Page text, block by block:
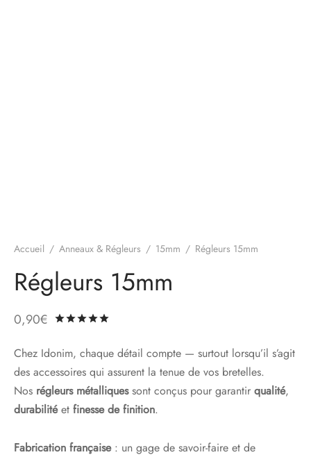
Accueil / Anneaux & Régleurs / 15mm / Régleurs 15mm
Régleurs 15mm
0,90€
Chez Idonim, chaque détail compte — surtout lorsqu’il s’agit
des accessoires qui assurent la tenue de vos bretelles.
Nos régleurs métalliquessont conçus pour garantir qualité,
durabilitéet finesse de finition.
Fabrication française: un gage de savoir-faire et de